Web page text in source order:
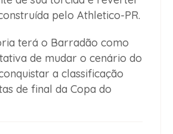
pelo Athletico-PR.
terá o Barradão como
de mudar o cenário do
a classificação
de final da Copa do